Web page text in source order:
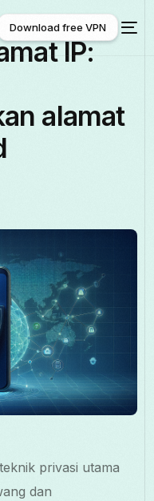
Download free VPN
IP:
alamat
privasi utama
dan